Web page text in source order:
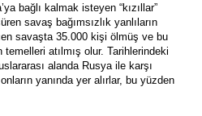
bağlı kalmak isteyen “kızıllar”
savaş bağımsızlık yanlıların
savaşta 35.000 kişi ölmüş ve bu
temelleri atılmış olur. Tarihlerindeki
alanda Rusya ile karşı
yanında yer alırlar, bu yüzden